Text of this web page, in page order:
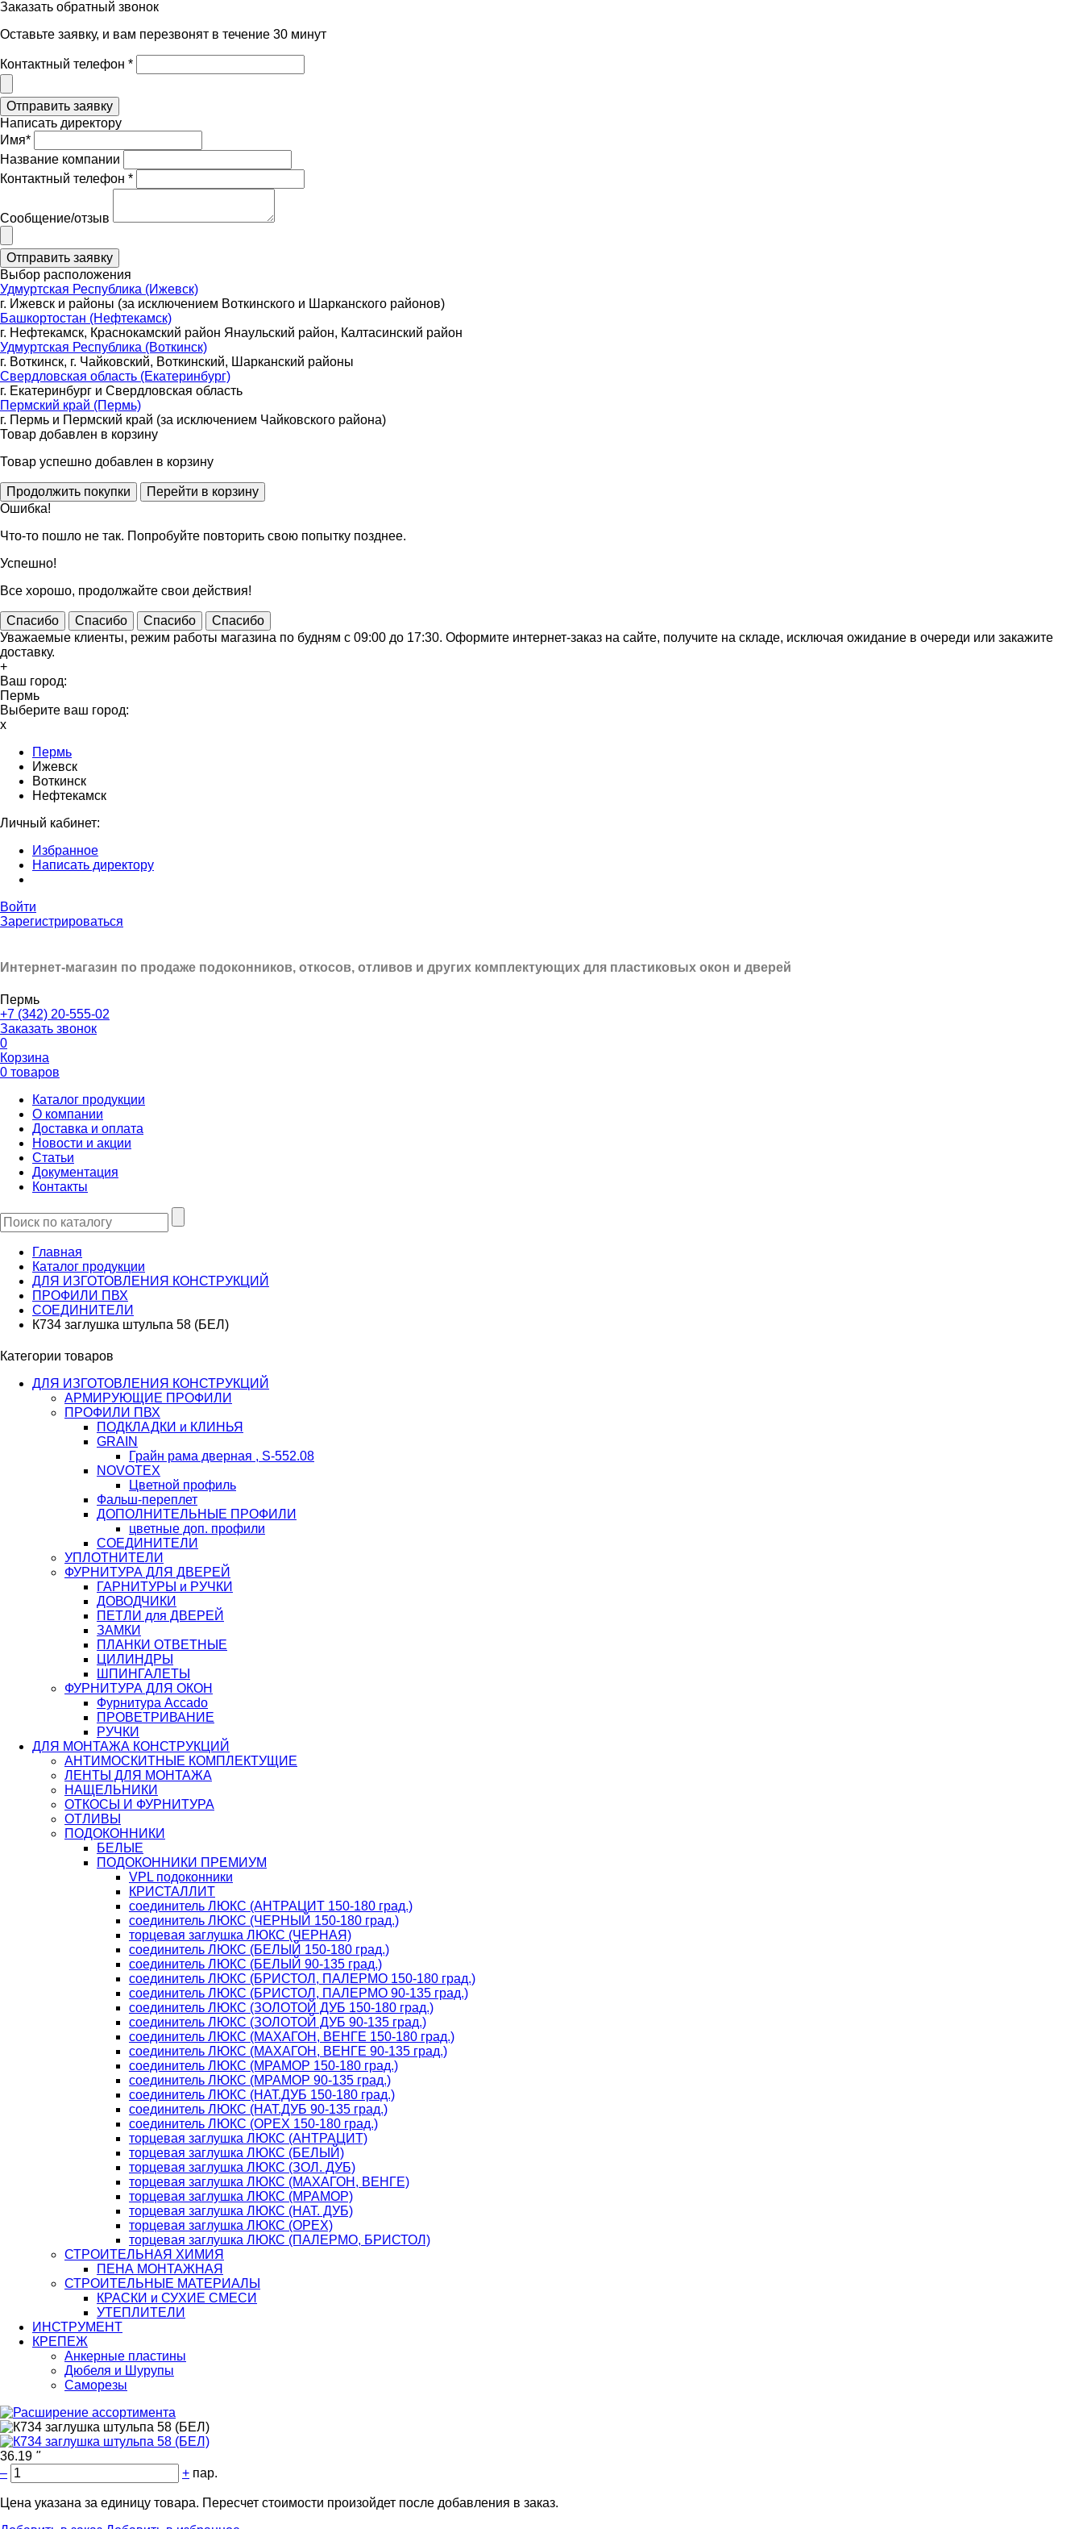
Заказать обратный звонок
Оставьте заявку, и вам перезвонят в течение 30 минут
Контактный телефон *
Написать директору
Имя*
Название компании
Контактный телефон *
Сообщение/отзыв
Выбор расположения
Удмуртская Республика (Ижевск)
г. Ижевск и районы (за исключением Воткинского и Шарканского районов)
Башкортостан (Нефтекамск)
г. Нефтекамск, Краснокамский район Янаульский район, Калтасинский район
Удмуртская Республика (Воткинск)
г. Воткинск, г. Чайковский, Воткинский, Шарканский районы
Свердловская область (Екатеринбург)
г. Екатеринбург и Свердловская область
Пермский край (Пермь)
г. Пермь и Пермский край (за исключением Чайковского района)
Товар добавлен в корзину
Товар успешно добавлен в корзину
Ошибка!
Что-то пошло не так. Попробуйте повторить свою попытку позднее.
Успешно!
Все хорошо, продолжайте свои действия!
Спасибо Спасибо Спасибо
Спасибо
Уважаемые клиенты, режим работы магазина по будням с 09:00 до 17:30. Оформите интернет-заказ на сайте, получите на складе, исключая ожидание в очереди или закажите
доставку.
+
Ваш город:
Пермь
Выберите ваш город:
x
Пермь
Ижевск
Воткинск
Нефтекамск
Личный кабинет:
Избранное
Написать директору
Войти
Зарегистрироваться
Интернет-магазин по продаже подоконников, откосов, отливов и других комплектующих для пластиковых окон и дверей
Пермь
+7 (342) 20-555-02
Заказать звонок
0
Корзина
0 товаров
Каталог продукции
О компании
Доставка и оплата
Новости и акции
Статьи
Документация
Контакты
Главная
Каталог продукции
ДЛЯ ИЗГОТОВЛЕНИЯ КОНСТРУКЦИЙ
ПРОФИЛИ ПВХ
СОЕДИНИТЕЛИ
К734 заглушка штульпа 58 (БЕЛ)
Категории товаров
ДЛЯ ИЗГОТОВЛЕНИЯ КОНСТРУКЦИЙ
АРМИРУЮЩИЕ ПРОФИЛИ
ПРОФИЛИ ПВХ
ПОДКЛАДКИ и КЛИНЬЯ
GRAIN
Грайн рама дверная , S-552.08
NOVOTEX
Цветной профиль
Фальш-переплет
ДОПОЛНИТЕЛЬНЫЕ ПРОФИЛИ
цветные доп. профили
СОЕДИНИТЕЛИ
УПЛОТНИТЕЛИ
ФУРНИТУРА ДЛЯ ДВЕРЕЙ
ГАРНИТУРЫ и РУЧКИ
ДОВОДЧИКИ
ПЕТЛИ для ДВЕРЕЙ
ЗАМКИ
ПЛАНКИ ОТВЕТНЫЕ
ЦИЛИНДРЫ
ШПИНГАЛЕТЫ
ФУРНИТУРА ДЛЯ ОКОН
Фурнитура Accado
ПРОВЕТРИВАНИЕ
РУЧКИ
ДЛЯ МОНТАЖА КОНСТРУКЦИЙ
АНТИМОСКИТНЫЕ КОМПЛЕКТУЩИЕ
ЛЕНТЫ ДЛЯ МОНТАЖА
НАЩЕЛЬНИКИ
ОТКОСЫ И ФУРНИТУРА
ОТЛИВЫ
ПОДОКОННИКИ
БЕЛЫЕ
ПОДОКОННИКИ ПРЕМИУМ
VPL подоконники
КРИСТАЛЛИТ
соединитель ЛЮКС (АНТРАЦИТ 150-180 град.)
соединитель ЛЮКС (ЧЕРНЫЙ 150-180 град.)
торцевая заглушка ЛЮКС (ЧЕРНАЯ)
соединитель ЛЮКС (БЕЛЫЙ 150-180 град.)
соединитель ЛЮКС (БЕЛЫЙ 90-135 град.)
соединитель ЛЮКС (БРИСТОЛ, ПАЛЕРМО 150-180 град.)
соединитель ЛЮКС (БРИСТОЛ, ПАЛЕРМО 90-135 град.)
соединитель ЛЮКС (ЗОЛОТОЙ ДУБ 150-180 град.)
соединитель ЛЮКС (ЗОЛОТОЙ ДУБ 90-135 град.)
соединитель ЛЮКС (МАХАГОН, ВЕНГЕ 150-180 град.)
соединитель ЛЮКС (МАХАГОН, ВЕНГЕ 90-135 град.)
соединитель ЛЮКС (МРАМОР 150-180 град.)
соединитель ЛЮКС (МРАМОР 90-135 град.)
соединитель ЛЮКС (НАТ.ДУБ 150-180 град.)
соединитель ЛЮКС (НАТ.ДУБ 90-135 град.)
соединитель ЛЮКС (ОРЕХ 150-180 град.)
торцевая заглушка ЛЮКС (АНТРАЦИТ)
торцевая заглушка ЛЮКС (БЕЛЫЙ)
торцевая заглушка ЛЮКС (ЗОЛ. ДУБ)
торцевая заглушка ЛЮКС (МАХАГОН, ВЕНГЕ)
торцевая заглушка ЛЮКС (МРАМОР)
торцевая заглушка ЛЮКС (НАТ. ДУБ)
торцевая заглушка ЛЮКС (ОРЕХ)
торцевая заглушка ЛЮКС (ПАЛЕРМО, БРИСТОЛ)
СТРОИТЕЛЬНАЯ ХИМИЯ
ПЕНА МОНТАЖНАЯ
СТРОИТЕЛЬНЫЕ МАТЕРИАЛЫ
КРАСКИ и СУХИЕ СМЕСИ
УТЕПЛИТЕЛИ
ИНСТРУМЕНТ
КРЕПЕЖ
Анкерные пластины
Дюбеля и Шурупы
Саморезы
36.19 "
–
+ пар.
Цена указана за единицу товара. Пересчет стоимости произойдет после добавления в заказ.